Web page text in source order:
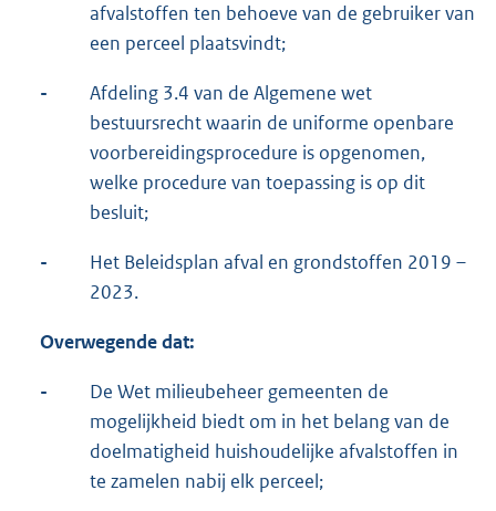
afvalstoffen ten behoeve van de gebruiker van
een perceel plaatsvindt;
-
Afdeling 3.4 van de Algemene wet
bestuursrecht waarin de uniforme openbare
voorbereidingsprocedure is opgenomen,
welke procedure van toepassing is op dit
besluit;
-
Het Beleidsplan afval en grondstoffen 2019 –
2023.
Overwegende dat:
-
De Wet milieubeheer gemeenten de
mogelijkheid biedt om in het belang van de
doelmatigheid huishoudelijke afvalstoffen in
te zamelen nabij elk perceel;